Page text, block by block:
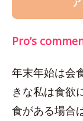
Pro’s
年末年始は会
きな私は食欲
食がある場合